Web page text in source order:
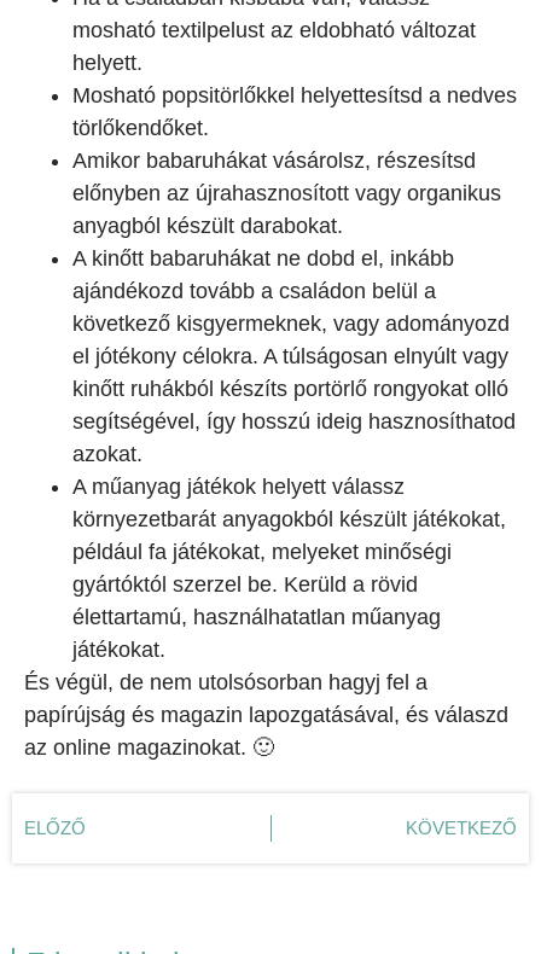
mosható textilpelust az eldobható változat
helyett.
Mosható popsitörlőkkel helyettesítsd a nedves
törlőkendőket.
Amikor babaruhákat vásárolsz, részesítsd
előnyben az újrahasznosított vagy organikus
anyagból készült darabokat.
A kinőtt babaruhákat ne dobd el, inkább
ajándékozd tovább a családon belül a
következő kisgyermeknek, vagy adományozd
el jótékony célokra. A túlságosan elnyúlt vagy
kinőtt ruhákból készíts portörlő rongyokat olló
segítségével, így hosszú ideig hasznosíthatod
azokat.
A műanyag játékok helyett válassz
környezetbarát anyagokból készült játékokat,
például fa játékokat, melyeket minőségi
gyártóktól szerzel be. Kerüld a rövid
élettartamú, használhatatlan műanyag
játékokat.
És végül, de nem utolsósorban hagyj fel a
papírújság és magazin lapozgatásával, és válaszd
az online magazinokat. 🙂
ELŐZŐ KÖVETKEZŐ